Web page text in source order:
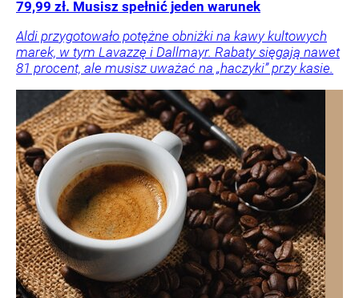
79,99 zł. Musisz spełnić jeden warunek
Aldi przygotowało potężne obniżki na kawy kultowych
marek, w tym Lavazzę i Dallmayr. Rabaty sięgają nawet
81 procent, ale musisz uważać na „haczyki” przy kasie.